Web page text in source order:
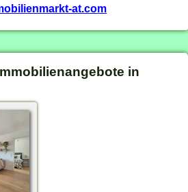
at.com
in